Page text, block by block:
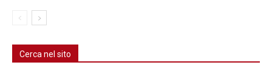
Cerca nel sito